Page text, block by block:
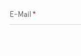
E-Mail *